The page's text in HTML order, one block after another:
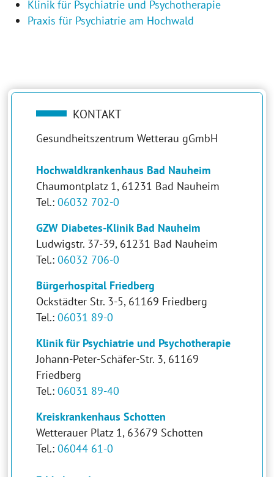
Klinik für Psychiatrie und Psychotherapie
Praxis für Psychiatrie am Hochwald
KONTAKT
Gesundheitszentrum Wetterau gGmbH
Hochwaldkrankenhaus Bad Nauheim
Chaumontplatz 1, 61231 Bad Nauheim
Tel.:06032 702-0
GZW Diabetes-Klinik Bad Nauheim
Ludwigstr. 37-39, 61231 Bad Nauheim
Tel.:06032 706-0
Bürgerhospital Friedberg
Ockstädter Str. 3-5, 61169 Friedberg
Tel.:06031 89-0
Klinik für Psychiatrie und Psychotherapie
Johann-Peter-Schäfer-Str. 3, 61169
Friedberg
Tel.:06031 89-40
Kreiskrankenhaus Schotten
Wetterauer Platz 1, 63679 Schotten
Tel.:06044 61-0